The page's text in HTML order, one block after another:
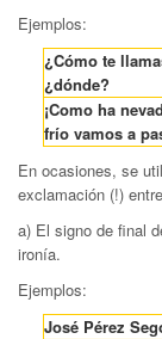
Ejemplos:
¿Cómo te
¿dónde?
¡Como ha
frío vamos a
En ocasiones, se
exclamación (!)
a) El signo de final
ironía.
Ejemplos:
José Pérez